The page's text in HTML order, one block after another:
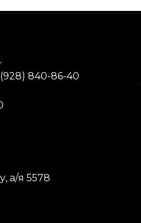
(928) 840-86-40
а/я 5578